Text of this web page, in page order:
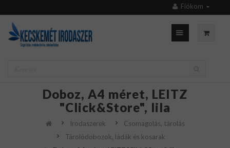
Fiókom
Doboz, A4 méret, LEITZ
"Click&Store", lila
Irodaszerek
Csomagolás, tárolás
Tárolódobozok, ládák és kosarak